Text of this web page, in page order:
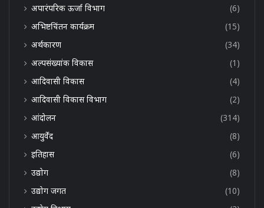
अपारंपरिक ऊर्जा विभाग
(6)
अभिष्टचिंतन कार्यक्रम
(15)
अर्थकारण
(34)
अल्पसंख्यांक विकास
(1)
आदिवासी विकास
(4)
आदिवासी विकास विभाग
(2)
आंदोलन
(314)
आयुर्वेद
(8)
इतिहास
(6)
उद्योग
(8)
उद्योग जगत
(10)